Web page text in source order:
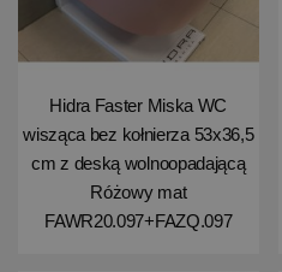
Hidra Faster Miska WC
wisząca bez kołnierza 53x36,5
cm z deską wolnoopadającą
Różowy mat
FAWR20.097+FAZQ.097